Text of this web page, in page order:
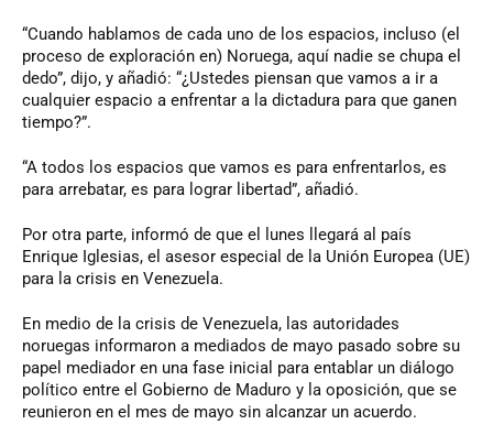
“Cuando hablamos de cada uno de los espacios, incluso (el
proceso de exploración en) Noruega, aquí nadie se chupa el
dedo”, dijo, y añadió: “¿Ustedes piensan que vamos a ir a
cualquier espacio a enfrentar a la dictadura para que ganen
tiempo?”.
“A todos los espacios que vamos es para enfrentarlos, es
para arrebatar, es para lograr libertad”, añadió.
Por otra parte, informó de que el lunes llegará al país
Enrique Iglesias, el asesor especial de la Unión Europea (UE)
para la crisis en Venezuela.
En medio de la crisis de Venezuela, las autoridades
noruegas informaron a mediados de mayo pasado sobre su
papel mediador en una fase inicial para entablar un diálogo
político entre el Gobierno de Maduro y la oposición, que se
reunieron en el mes de mayo sin alcanzar un acuerdo.